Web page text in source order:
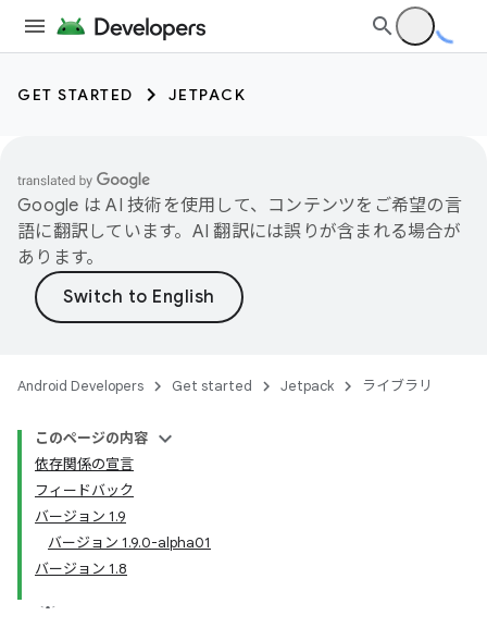
GET STARTED JETPACK
Google は AI 技術を使用して、コンテンツをご希望の言
語に翻訳しています。AI 翻訳には誤りが含まれる場合が
あります。
Android Developers Get started Jetpack ライブラリ
このページの内容
依存関係の宣言
フィードバック
バージョン 1.9
バージョン 1.9.0-alpha01
バージョン 1.8